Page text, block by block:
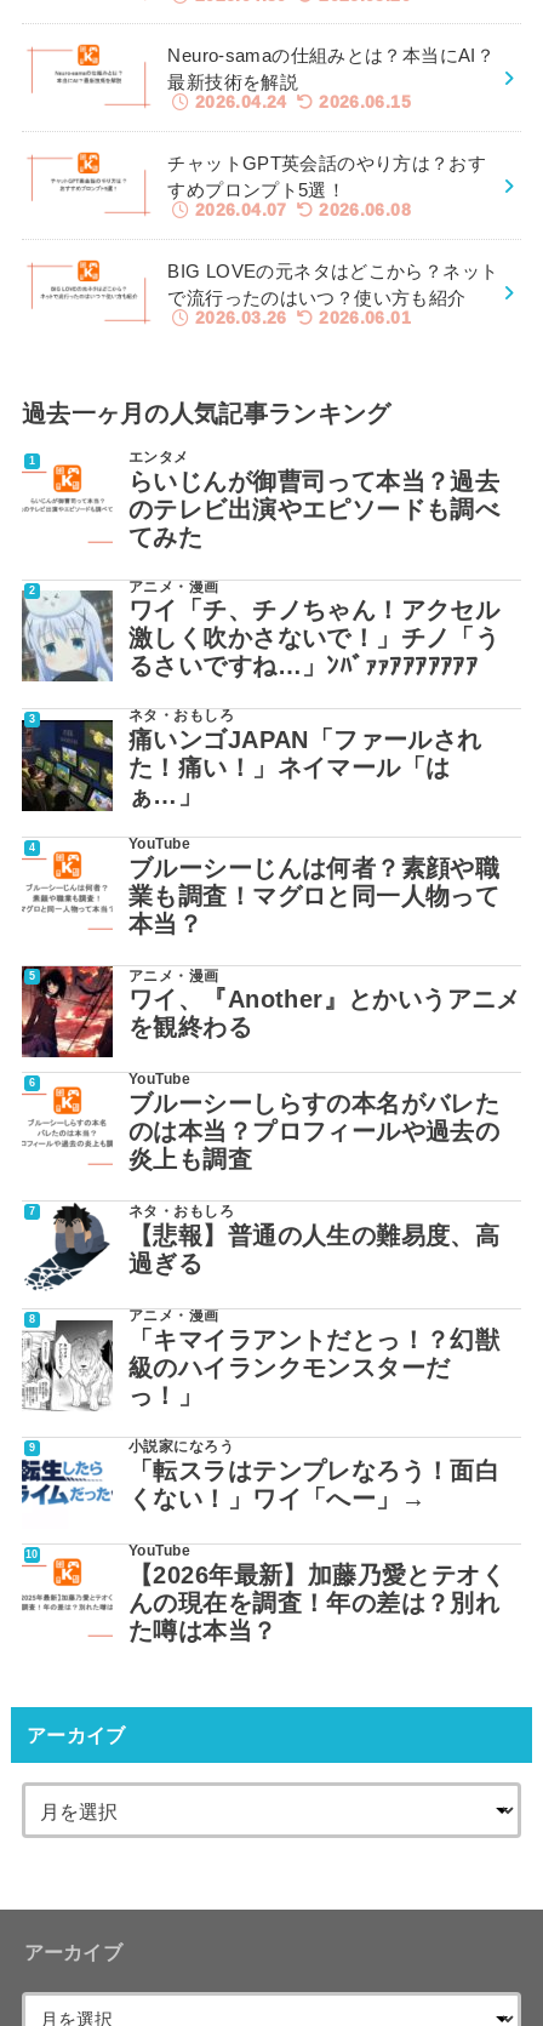
Neuro-samaの仕組みとは？本当にAI？
最新技術を解説
2026.04.24 2026.06.15
チャットGPT英会話のやり方は？おす
すめプロンプト5選！
2026.04.07 2026.06.08
BIG LOVEの元ネタはどこから？ネット
で流行ったのはいつ？使い方も紹介
2026.03.26 2026.06.01
過去一ヶ月の人気記事ランキング
エンタメ
らいじんが御曹司って本当？過去
のテレビ出演やエピソードも調べ
てみた
アニメ・漫画
ワイ「チ、チノちゃん！アクセル
激しく吹かさないで！」チノ「う
るさいですね…」ﾝﾊﾞｧｧｱｱｱｱｱｱｱ
ネタ・おもしろ
痛いンゴJAPAN「ファールされ
た！痛い！」ネイマール「は
ぁ…」
YouTube
ブルーシーじんは何者？素顔や職
業も調査！マグロと同一人物って
本当？
アニメ・漫画
ワイ、『Another』とかいうアニメ
を観終わる
YouTube
ブルーシーしらすの本名がバレた
のは本当？プロフィールや過去の
炎上も調査
ネタ・おもしろ
【悲報】普通の人生の難易度、高
過ぎる
アニメ・漫画
「キマイラアントだとっ！？幻獣
級のハイランクモンスターだ
っ！」
小説家になろう
「転スラはテンプレなろう！面白
くない！」ワイ「へー」→
YouTube
【2026年最新】加藤乃愛とテオく
んの現在を調査！年の差は？別れ
た噂は本当？
アーカイブ
アーカイブ